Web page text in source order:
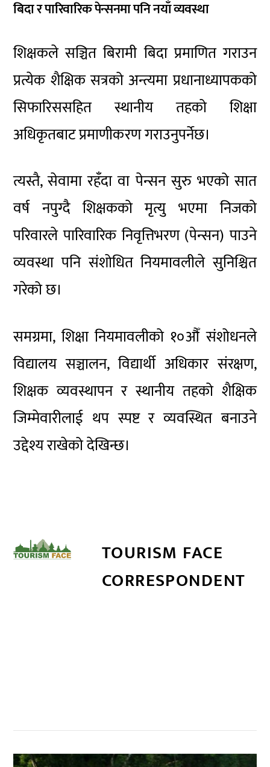
बिदा र पारिवारिक पेन्सनमा पनि नयाँ व्यवस्था
शिक्षकले सञ्चित बिरामी बिदा प्रमाणित गराउन
प्रत्येक शैक्षिक सत्रको अन्त्यमा प्रधानाध्यापकको
सिफारिससहित स्थानीय तहको शिक्षा
अधिकृतबाट प्रमाणीकरण गराउनुपर्नेछ।
त्यस्तै, सेवामा रहँदा वा पेन्सन सुरु भएको सात
वर्ष नपुग्दै शिक्षकको मृत्यु भएमा निजको
परिवारले पारिवारिक निवृत्तिभरण (पेन्सन) पाउने
व्यवस्था पनि संशोधित नियमावलीले सुनिश्चित
गरेको छ।
समग्रमा, शिक्षा नियमावलीको १०औँ संशोधनले
विद्यालय सञ्चालन, विद्यार्थी अधिकार संरक्षण,
शिक्षक व्यवस्थापन र स्थानीय तहको शैक्षिक
जिम्मेवारीलाई थप स्पष्ट र व्यवस्थित बनाउने
उद्देश्य राखेको देखिन्छ।
TOURISM FACE
CORRESPONDENT
, ,